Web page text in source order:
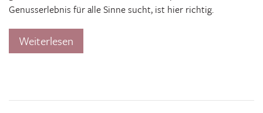
Genusserlebnis für alle Sinne sucht, ist hier richtig.
Weiterlesen